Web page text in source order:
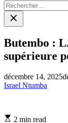
Rechercher :
Close
search
Butembo :
supérieure
décembre 14, 2025
Israel Ntumba
Estimated
2 min read